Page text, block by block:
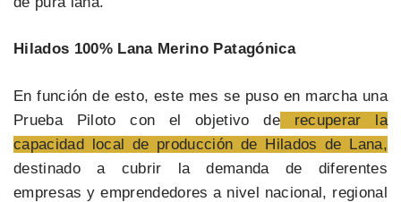
Hilados 100% Lana Merino Patagónica
En función de esto, este mes se puso en marcha una
Prueba Piloto con el objetivo de recuperar la
capacidad local de producción de Hilados de Lana,
destinado a cubrir la demanda de diferentes
empresas y emprendedores a nivel nacional, regional